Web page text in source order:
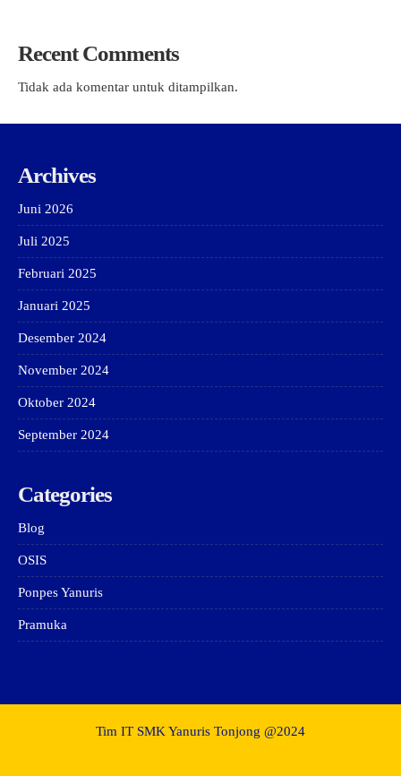
Recent Comments
Tidak ada komentar untuk ditampilkan.
Archives
Juni 2026
Juli 2025
Februari 2025
Januari 2025
Desember 2024
November 2024
Oktober 2024
September 2024
Categories
Blog
OSIS
Ponpes Yanuris
Pramuka
Tim IT SMK Yanuris Tonjong @2024